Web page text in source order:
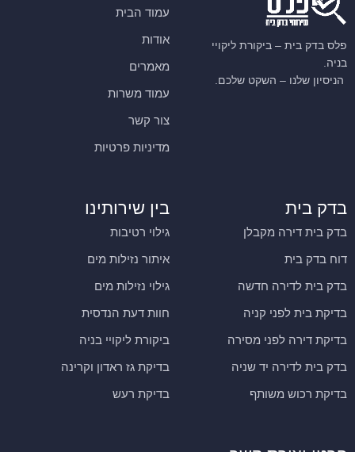
פלס בדק בית – ביקורת ליקויי
בניה.
הניסיון שלנו – השקט שלכם.
עמוד הבית
אודות
מאמרים
עמוד משרות
צור קשר
מדיניות פרטיות
בדק בית
בדק בית דירה מקבלן
דוח בדק בית
בדק בית לדירה חדשה
בדיקת בית לפני קניה
בדיקת דירה לפני מסירה
בדק בית לדירה יד שניה
בדיקת רכוש משותף
בין שירותינו
גילוי רטיבות
איתור נזילות מים
גילוי נזילות מים
חוות דעת הנדסית
ביקורת ליקויי בניה
בדיקת גז ראדון וקרינה
בדיקת רעש